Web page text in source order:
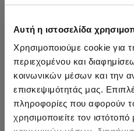
Αυτή η ιστοσελίδα
Χρησιμοποιούμε cookie για
περιεχομένου και
κοινωνικών μέσων και την
επισκεψιμότητάς μας.
πληροφορίες που αφορούν
χρησιμοποιείτε τον
Ανδρικό Βαμβακερό T-Shirt
με κλειστή λαιμόκοψη
15,35 €13,00 € -15%